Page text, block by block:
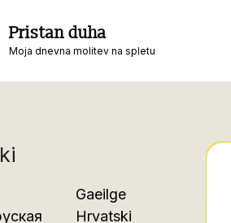
Pristan duha
Moja dnevna molitev na spletu
Gaeilge
Hrvatski